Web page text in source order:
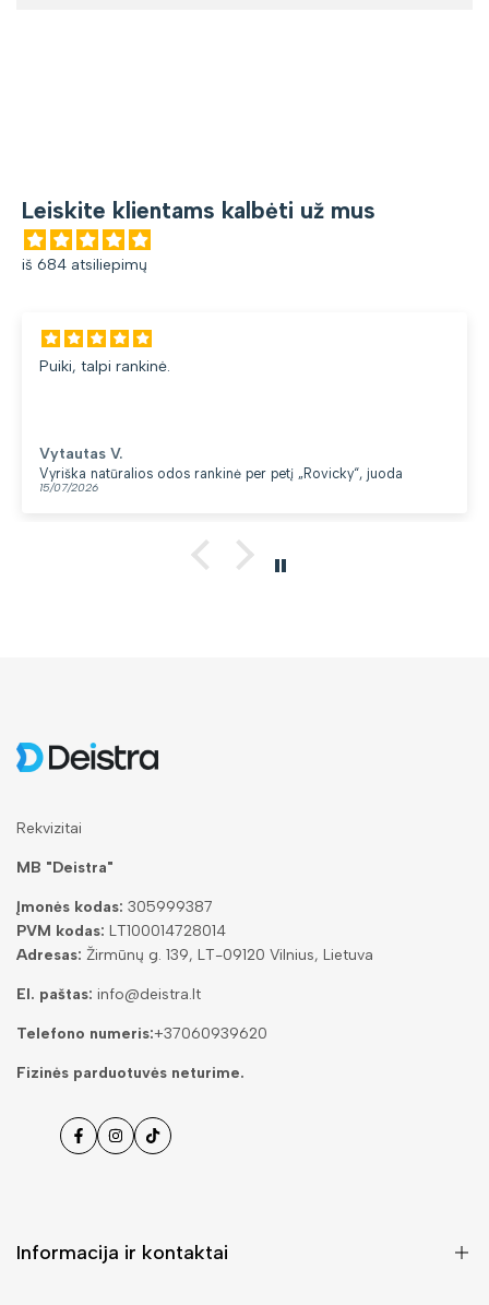
Leiskite klientams kalbėti už mus
iš 684 atsiliepimų
Puiki, talpi rankinė.
Vytautas V.
Vyriška natūralios odos rankinė per petį „Rovicky“, juoda
15/07/2026
Rekvizitai
MB "Deistra"
Įmonės kodas: 305999387
PVM kodas: LT100014728014
Adresas: Žirmūnų g. 139, LT-09120 Vilnius, Lietuva
El. paštas: info@deistra.lt
Telefono numeris:+37060939620
Fizinės parduotuvės neturime.
FacebookInstagramas
Tiktok
Informacija ir kontaktai